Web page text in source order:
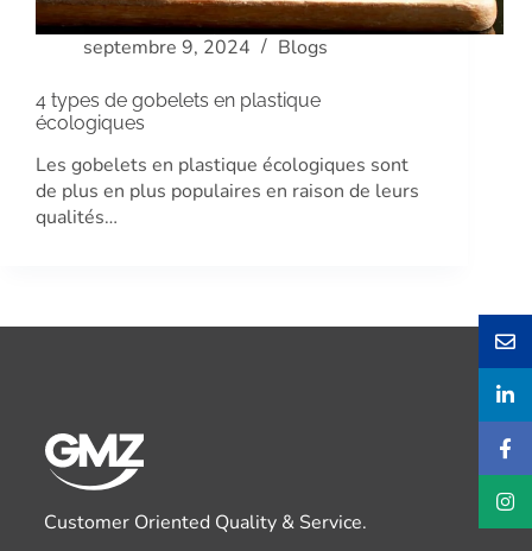
septembre 9, 2024 Blogs
4 types de gobelets en plastique
écologiques
Les gobelets en plastique écologiques sont
de plus en plus populaires en raison de leurs
qualités…
Customer Oriented Quality & Service.